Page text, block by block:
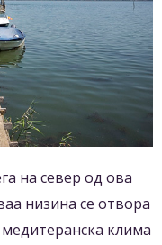
на север од ова
низина се отвора
медитеранска клима